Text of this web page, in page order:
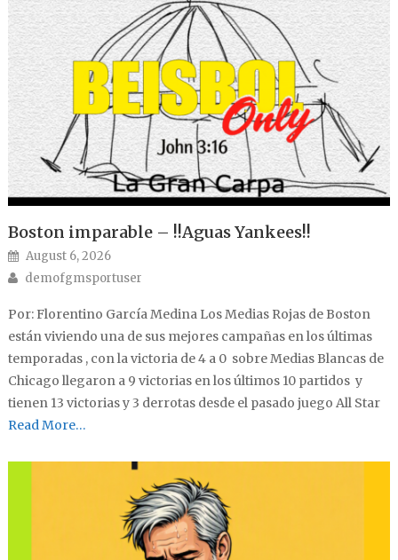
Boston imparable – !!Aguas Yankees!!
Posted on
August 6, 2026
Author
demofgmsportuser
Por: Florentino García Medina Los Medias Rojas de Boston
están viviendo una de sus mejores campañas en los últimas
temporadas , con la victoria de 4 a 0 sobre Medias Blancas de
Chicago llegaron a 9 victorias en los últimos 10 partidos y
tienen 13 victorias y 3 derrotas desde el pasado juego All Star
Read More…